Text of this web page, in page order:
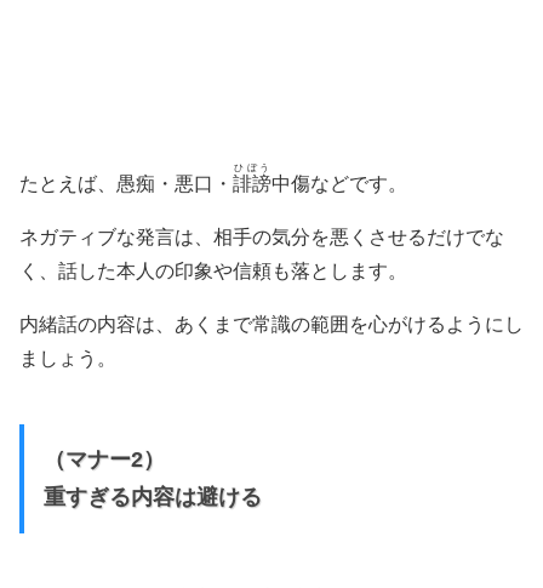
たとえば、愚痴・悪口・ 誹謗
ひぼう
中傷などです。
ネガティブな発言は、相手の気分を悪くさせるだけでな
く、話した本人の印象や信頼も落とします。
内緒話の内容は、あくまで常識の範囲を心がけるようにし
ましょう。
（マナー2）
重すぎる内容は避ける